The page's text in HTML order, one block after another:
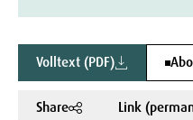
Volltext (PDF)
Share Link